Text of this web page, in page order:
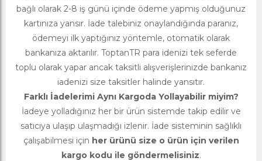
bağlı olarak 2-8 iş günü içinde ödeme yapmış olduğunuz
kartınıza yansır. İade talebiniz onaylandığında paranız,
ödemeyi ilk yaptığınız yöntemle, otomatik olarak
bankanıza aktarılır. ToptanTR para idenizi tek seferde
toplu olarak yapar ancak taksitli alışverişlerinizde bankanız
iadenizi size taksitler halinde yansıtır.
Farklı İadelerimi Aynı Kargoda Yollayabilir miyim?
İadeye yolladığınız her bir ürün sistemde takip edilir ve
satıcıya ulaşıp ulaşmadığı izlenir. İade sisteminin sağlıklı
çalışabilmesi için her ürünü size o ürün için verilen
kargo kodu ile göndermelisiniz.